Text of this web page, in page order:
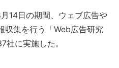
14日の期間、ウェブ広告や
収集を行う「Web広告研究
社に実施した。